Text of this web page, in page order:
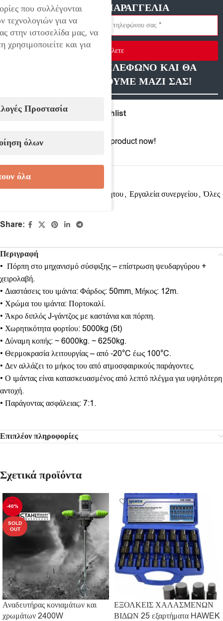
ΓΡΗΓΟΡΗ ΠΑΡΑΓΓΕΛΙΑ
Στείλετε
ΑΦΗΣΤΕ ΜΑΣ ΤΗΛΕΦΩΝΟ ΚΑΙ ΘΑ
ΕΠΙΚΟΙΝΩΝΗΣΟΥΜΕ ΜΑΖΙ ΣΑΣ!
Compare Add to wishlist
13 People watching this product now!
Κωδικός προϊόντος:
Εξοπλισμός αυτοκινήτου, Εργαλεία συνεργείου, Όλες
Share:
Περιγραφή
• Πόρπη στο μηχανισμό σύσφιξης – επίστρωση ψευδαργύρου +
χειρολαβή.
• Διαστάσεις του ιμάντα: Φάρδος: 50mm, Μήκος: 12m.
• Χρώμα του ιμάντα: Πορτοκαλί.
• Άκρο διπλός J-γάντζος με καστάνια και πόρπη.
• Χωρητικότητα φορτίου: 5000kg (5t)
• Δύναμη κοπής: ~ 6000kg. ~ 6250kg.
• Θερμοκρασία λειτουργίας – από -20°C έως 100°C.
• Δεν αλλάζει το μήκος του από ατμοσφαιρικούς παράγοντες.
• Ο ιμάντας είναι κατασκευασμένος από λεπτό πλέγμα για υψηλότερη
αντοχή.
• Παράγοντας ασφάλειας: 7:1.
Επιπλέον πληροφορίες
Σχετικά προϊόντα
-40%
SOLD
OUT
Αναδευτήρας κονιαμάτων και
χρωμάτων 2400W
ΕΞΟΛΚΕΙΣ ΧΑΛΑΣΜΕΝΩΝ
ΒΙΔΩΝ 25 εξαρτήματα HAWEK
που συλλέγονται
για να
στην ιστοσελίδα μας, να
και για
Προστασία
όλων
όλα